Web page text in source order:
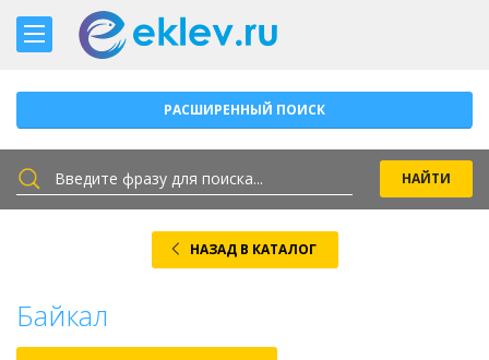
РАСШИРЕННЫЙ ПОИСК
НАЗАД В КАТАЛОГ
Байкал